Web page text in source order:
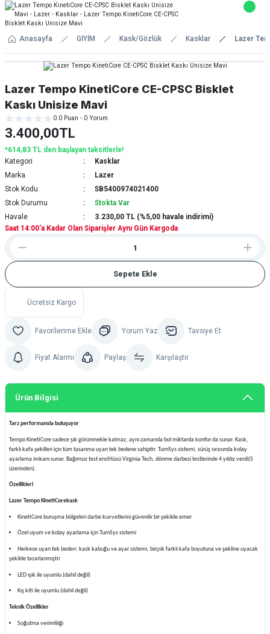
Anasayfa GİYİM Kask/Gözlük Kasklar Lazer
Lazer Tempo KinetiCore CE-CPSC Bisklet
Kaskı Unisize Mavi
0.0 Puan - 0 Yorum
3.400,00TL
*614,83 TL den başlayan taksitlerle!
Kategori
Kasklar
Marka
Lazer
Stok Kodu
SB5400974021400
Stok Durumu
Stokta Var
Havale
3.230,00 TL (%5,00 havale indirimi)
Saat 14:00'a Kadar Olan Siparişler Aynı Gün Kargoda
Sepete Ekle
Ücretsiz Kargo
Yorum Yaz Tavsiye Et
Fiyat Alarmı Paylaş Karşılaştır
Ürün Bilgisi
Tarz performansla buluşuyor
Tempo KinetiCore sadece şık görünmekle kalmaz, aynı zamanda bol miktarda konfor da sunar. Kask,
farklı kafa şekilleri için tüm tasarıma uyan tek bedene sahiptir. TurnSys sistemi, sürüş sırasında kolay
ayarlama imkanı sunar. Bağımsız test enstitüsü Virginia Tech, dönme darbesi testlerinde 4 yıldız verdi(5
üzerinden).
Özellikleri
Lazer Tempo KinetiCorekask
KinetiCore buruşma bölgeleri darbe kuvvetlerini güvenilir bir şekilde emer
Özel uyum ve kolay ayarlama için TurnSys sistemi
Herkese uyan tek beden: kask kabuğu ve ayar sistemi, birçok farklı kafa boyutuna ve şekline uyacak
şekilde tasarlanmıştır
LED ışık ile uyumlu (dahil değil)
Kış kiti ile uyumlu (dahil değil)
Teknik Özellikler
Soğutma verimliliği